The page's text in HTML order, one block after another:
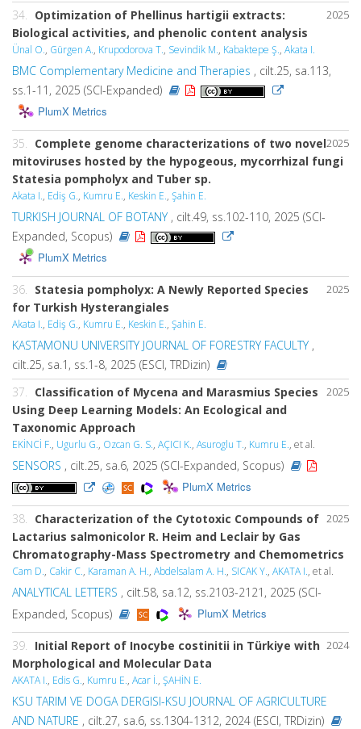
2025
34. Optimization of Phellinus hartigii extracts:
Biological activities, and phenolic content analysis
Ünal O., Gürgen A., Krupodorova T., Sevindik M., Kabaktepe Ş., Akata I.
BMC Complementary Medicine and Therapies , cilt.25, sa.113,
ss.1-11, 2025 (SCI-Expanded)
PlumX Metrics
2025
35. Complete genome characterizations of two novel
mitoviruses hosted by the hypogeous, mycorrhizal fungi
Statesia pompholyx and Tuber sp.
Akata I., Ediş G., Kumru E., Keskin E., Şahin E.
TURKISH JOURNAL OF BOTANY , cilt.49, ss.102-110, 2025 (SCI-
Expanded, Scopus)
PlumX Metrics
2025
36. Statesia pompholyx: A Newly Reported Species
for Turkish Hysterangiales
Akata I., Ediş G., Kumru E., Keskin E., Şahin E.
KASTAMONU UNIVERSITY JOURNAL OF FORESTRY FACULTY ,
cilt.25, sa.1, ss.1-8, 2025 (ESCI, TRDizin)
2025
37. Classification of Mycena and Marasmius Species
Using Deep Learning Models: An Ecological and
Taxonomic Approach
EKİNCİ F., Ugurlu G., Ozcan G. S., AÇICI K., Asuroglu T., Kumru E., et al.
SENSORS , cilt.25, sa.6, 2025 (SCI-Expanded, Scopus)
PlumX Metrics
2025
38. Characterization of the Cytotoxic Compounds of
Lactarius salmonicolor R. Heim and Leclair by Gas
Chromatography-Mass Spectrometry and Chemometrics
Cam D., Cakir C., Karaman A. H., Abdelsalam A. H., SICAK Y., AKATA I., et al.
ANALYTICAL LETTERS , cilt.58, sa.12, ss.2103-2121, 2025 (SCI-
Expanded, Scopus)
PlumX Metrics
2024
39. Initial Report of Inocybe costinitii in Türkiye with
Morphological and Molecular Data
AKATA I., Edis G., Kumru E., Acar İ., ŞAHİN E.
KSU TARIM VE DOGA DERGISI-KSU JOURNAL OF AGRICULTURE
AND NATURE , cilt.27, sa.6, ss.1304-1312, 2024 (ESCI, TRDizin)